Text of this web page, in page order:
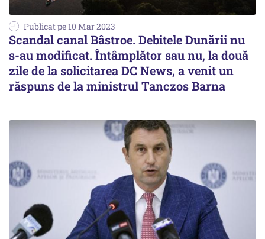
Publicat pe 10 Mar 2023
Scandal canal Bâstroe. Debitele Dunării nu
s-au modificat. Întâmplător sau nu, la două
zile de la solicitarea DC News, a venit un
răspuns de la ministrul Tanczos Barna